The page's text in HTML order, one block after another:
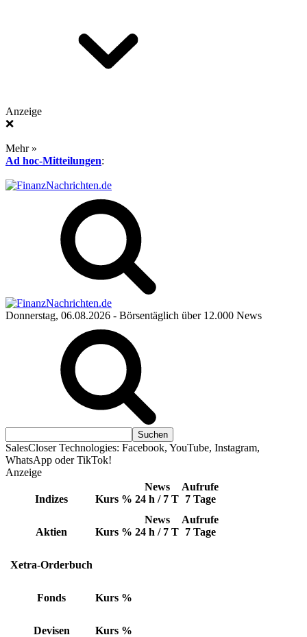
Anzeige
❌
Mehr »
Ad hoc-Mitteilungen:
Donnerstag, 06.08.2026 - Börsentäglich über 12.000 News
SalesCloser Technologies: Facebook, YouTube, Instagram,
WhatsApp oder TikTok!
Anzeige
Indizes Kurs %
News
24 h / 7 T
Aufrufe
7 Tage
Aktien Kurs %
News
24 h / 7 T
Aufrufe
7 Tage
Xetra-Orderbuch
Fonds Kurs %
Devisen Kurs %